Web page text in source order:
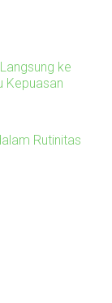
ke
Kepuasan
Rutinitas